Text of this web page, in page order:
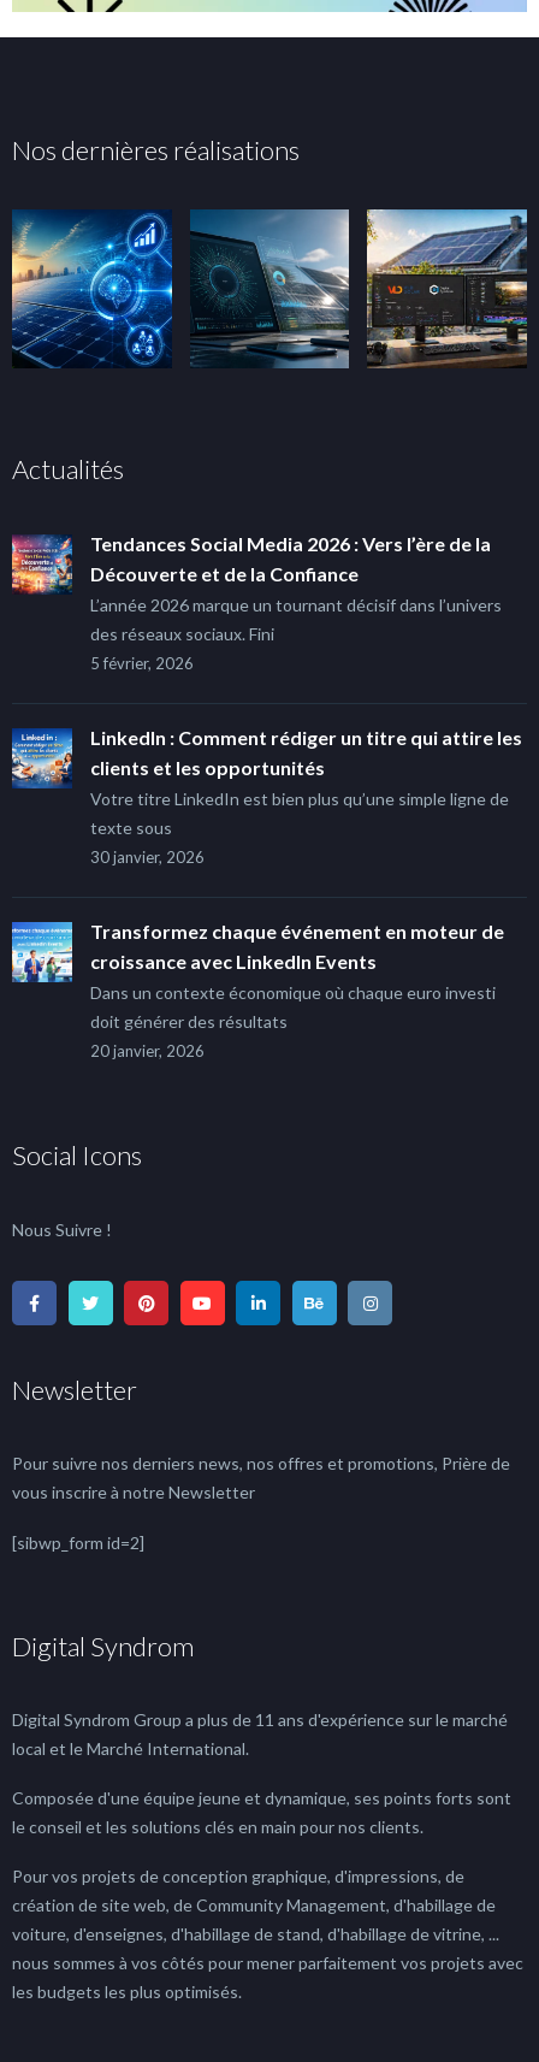
Nos dernières réalisations
Actualités
Tendances Social Media 2026 : Vers l’ère de la
Découverte et de la Confiance
L’année 2026 marque un tournant décisif dans l’univers
des réseaux sociaux. Fini
5 février, 2026
LinkedIn : Comment rédiger un titre qui attire les
clients et les opportunités
Votre titre LinkedIn est bien plus qu’une simple ligne de
texte sous
30 janvier, 2026
Transformez chaque événement en moteur de
croissance avec LinkedIn Events
Dans un contexte économique où chaque euro investi
doit générer des résultats
20 janvier, 2026
Social Icons
Nous Suivre !
Newsletter
Pour suivre nos derniers news, nos offres et promotions, Prière de
vous inscrire à notre Newsletter
[sibwp_form id=2]
Digital Syndrom
Digital Syndrom Group a plus de 11 ans d'expérience sur le marché
local et le Marché International.
Composée d'une équipe jeune et dynamique, ses points forts sont
le conseil et les solutions clés en main pour nos clients.
Pour vos projets de conception graphique, d'impressions, de
création de site web, de Community Management, d'habillage de
voiture, d'enseignes, d'habillage de stand, d'habillage de vitrine, ...
nous sommes à vos côtés pour mener parfaitement vos projets avec
les budgets les plus optimisés.